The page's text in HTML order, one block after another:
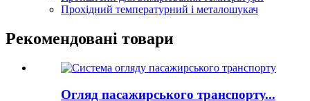
Прохідний температурний і металошукач
Рекомендовані товари
Огляд пасажирського транспорту...